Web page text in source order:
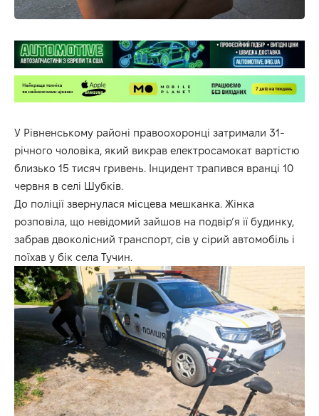
У Рівненському районі правоохоронці затримали 31-
річного чоловіка, який викрав електросамокат вартістю
близько 15 тисяч гривень. Інцидент трапився вранці 10
червня в селі Шубків.
До поліції звернулася місцева мешканка. Жінка
розповіла, що невідомий зайшов на подвір’я її будинку,
забрав двоколісний транспорт, сів у сірий автомобіль і
поїхав у бік села Тучин.